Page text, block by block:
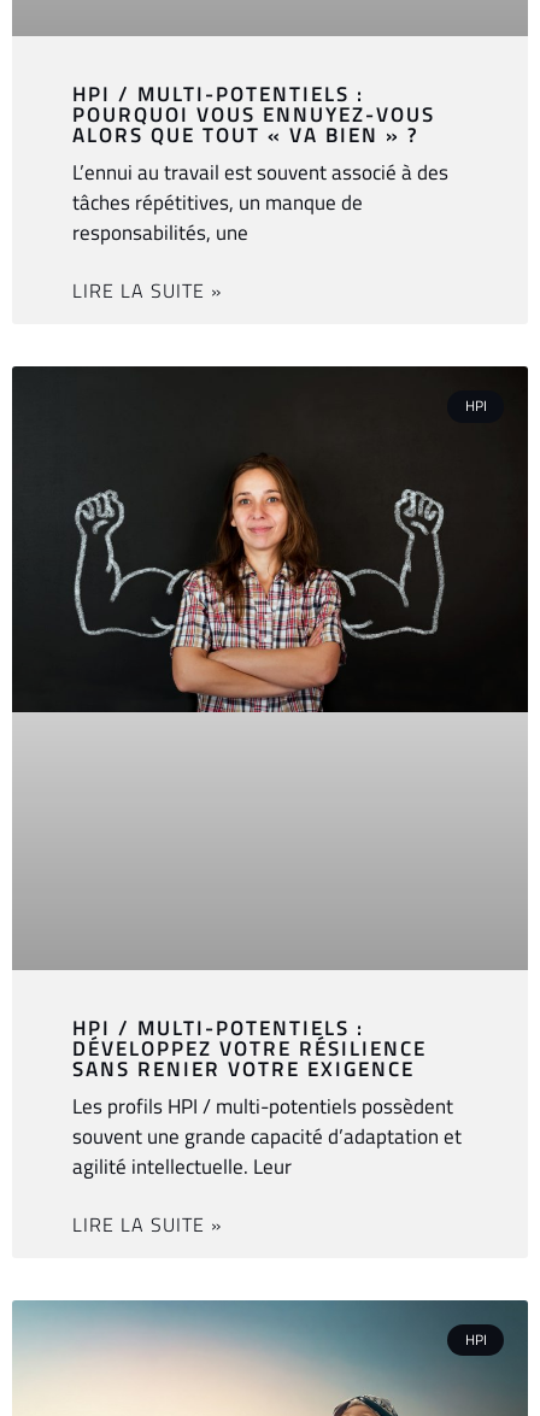
HPI / MULTI-POTENTIELS :
POURQUOI VOUS ENNUYEZ-VOUS
ALORS QUE TOUT « VA BIEN » ?
L’ennui au travail est souvent associé à des
tâches répétitives, un manque de
responsabilités, une
LIRE LA SUITE »
HPI
HPI / MULTI-POTENTIELS :
DÉVELOPPEZ VOTRE RÉSILIENCE
SANS RENIER VOTRE EXIGENCE
Les profils HPI / multi-potentiels possèdent
souvent une grande capacité d’adaptation et
agilité intellectuelle. Leur
LIRE LA SUITE »
HPI